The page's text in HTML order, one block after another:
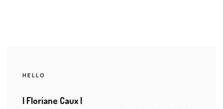
HELLO
| Floriane Caux |